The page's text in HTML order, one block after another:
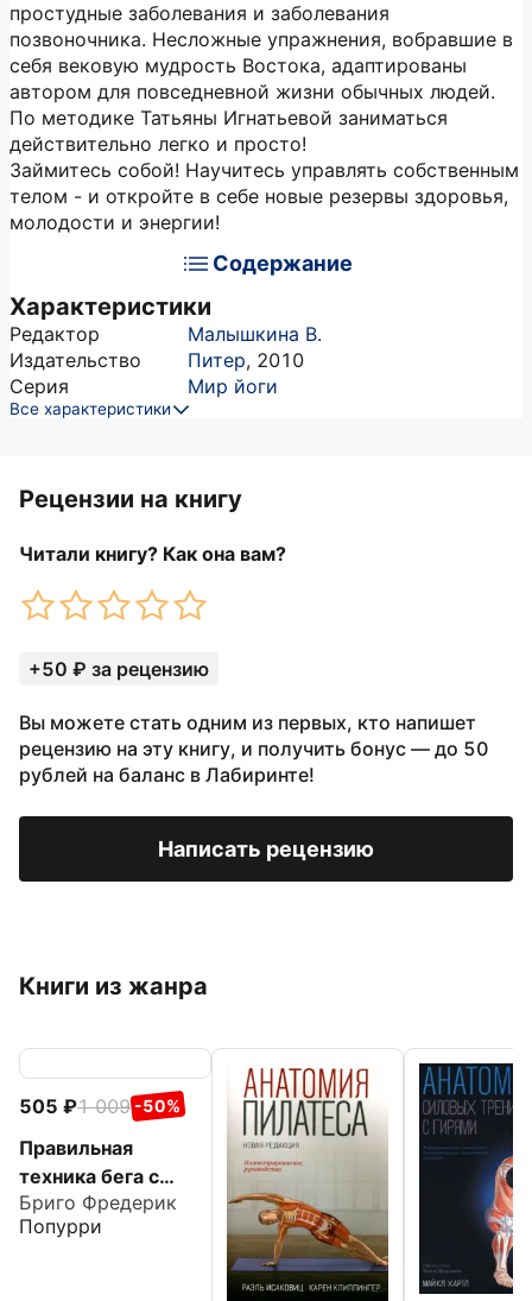
простудные заболевания и заболевания
позвоночника. Несложные упражнения, вобравшие в
себя вековую мудрость Востока, адаптированы
автором для повседневной жизни обычных людей.
По методике Татьяны Игнатьевой заниматься
действительно легко и просто!
Займитесь собой! Научитесь управлять собственным
телом - и откройте в себе новые резервы здоровья,
молодости и энергии!
Содержание
Характеристики
Редактор
Малышкина В.
Издательство
Питер, 2010
Серия
Мир йоги
Все характеристики
Рецензии на книгу
Читали книгу? Как она вам?
+50 ₽ за рецензию
Вы можете стать одним из первых, кто напишет
рецензию на эту книгу, и получить бонус — до 50
рублей на баланс в Лабиринте!
Написать рецензию
Книги из жанра
505 1 009 -50%
Правильная
техника бега с
опорой на
переднюю часть
Бриго Фредерик
Попурри